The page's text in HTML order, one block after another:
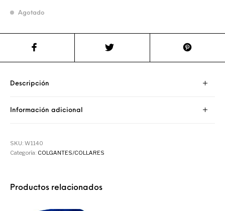
Agotado
Descripción
Información adicional
SKU:W1140
Categoría: COLGANTES/COLLARES
Productos relacionados